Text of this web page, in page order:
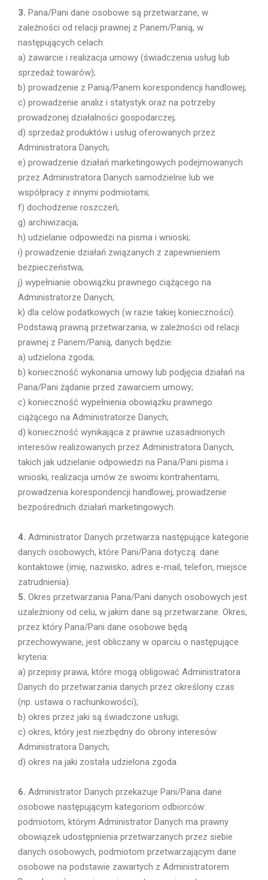
3. Pana/Pani dane osobowe są przetwarzane, w
zależności od relacji prawnej z Panem/Panią, w
następujących celach:
a) zawarcie i realizacja umowy (świadczenia usług lub
sprzedaż towarów);
b) prowadzenie z Panią/Panem korespondencji handlowej;
c) prowadzenie analiz i statystyk oraz na potrzeby
prowadzonej działalności gospodarczej;
d) sprzedaż produktów i usług oferowanych przez
Administratora Danych;
e) prowadzenie działań marketingowych podejmowanych
przez Administratora Danych samodzielnie lub we
współpracy z innymi podmiotami;
f) dochodzenie roszczeń;
g) archiwizacja;
h) udzielanie odpowiedzi na pisma i wnioski;
i) prowadzenie działań związanych z zapewnieniem
bezpieczeństwa;
j) wypełnianie obowiązku prawnego ciążącego na
Administratorze Danych;
k) dla celów podatkowych (w razie takiej konieczności).
Podstawą prawną przetwarzania, w zależności od relacji
prawnej z Panem/Panią, danych będzie:
a) udzielona zgoda;
b) konieczność wykonania umowy lub podjęcia działań na
Pana/Pani żądanie przed zawarciem umowy;
c) konieczność wypełnienia obowiązku prawnego
ciążącego na Administratorze Danych;
d) konieczność wynikająca z prawnie uzasadnionych
interesów realizowanych przez Administratora Danych,
takich jak udzielanie odpowiedzi na Pana/Pani pisma i
wnioski, realizacja umów ze swoimi kontrahentami,
prowadzenia korespondencji handlowej, prowadzenie
bezpośrednich działań marketingowych.
4. Administrator Danych przetwarza następujące kategorie
danych osobowych, które Pani/Pana dotyczą: dane
kontaktowe (imię, nazwisko, adres e-mail, telefon, miejsce
zatrudnienia).
5. Okres przetwarzania Pana/Pani danych osobowych jest
uzależniony od celu, w jakim dane są przetwarzane. Okres,
przez który Pana/Pani dane osobowe będą
przechowywane, jest obliczany w oparciu o następujące
kryteria:
a) przepisy prawa, które mogą obligować Administratora
Danych do przetwarzania danych przez określony czas
(np. ustawa o rachunkowości);
b) okres przez jaki są świadczone usługi;
c) okres, który jest niezbędny do obrony interesów
Administratora Danych;
d) okres na jaki została udzielona zgoda.
6. Administrator Danych przekazuje Pani/Pana dane
osobowe następującym kategoriom odbiorców:
podmiotom, którym Administrator Danych ma prawny
obowiązek udostępnienia przetwarzanych przez siebie
danych osobowych, podmiotom przetwarzającym dane
osobowe na podstawie zawartych z Administratorem